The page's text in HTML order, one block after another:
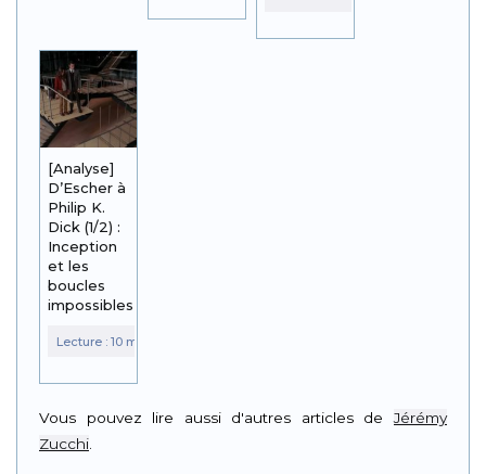
[Analyse]
D’Escher à
Philip K.
Dick (1/2) :
Inception
et les
boucles
impossibles
Vous pouvez lire aussi d'autres articles deJérémy
Zucchi